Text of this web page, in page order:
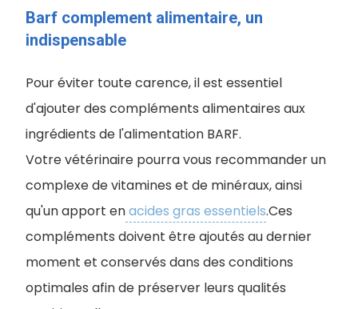
Barf complement alimentaire, un
indispensable
Pour éviter toute carence, il est essentiel
d'ajouter des compléments alimentaires aux
ingrédients de l'alimentation BARF.
Votre vétérinaire pourra vous recommander un
complexe de vitamines et de minéraux, ainsi
qu'un apport enacides gras essentiels.Ces
compléments doivent être ajoutés au dernier
moment et conservés dans des conditions
optimales afin de préserver leurs qualités